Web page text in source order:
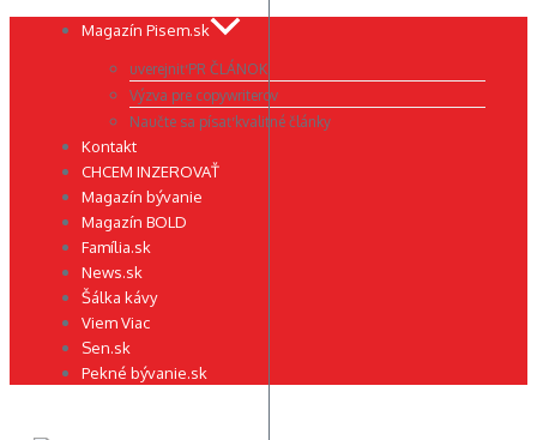
Preskočiť Magazín Pisem.sk
uverejniť PR ČLÁNOK
Výzva pre copywriterov
Naučte sa písať kvalitné články
Kontakt
CHCEM INZEROVAŤ
Magazín bývanie
Magazín BOLD
Família.sk
News.sk
Šálka kávy
Viem Viac
Sen.sk
Pekné bývanie.sk